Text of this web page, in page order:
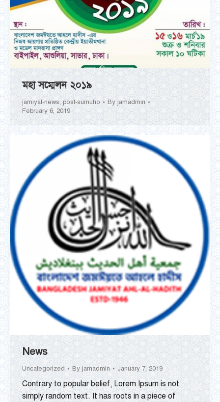
মহা সম্মেলন ২০১৯
jamiyat-news, post-sumuho By jamadmin
February 6, 2019
News
Uncategorized By jamadmin January 7, 2019
Contrary to popular belief, Lorem Ipsum is not
simply random text. It has roots in a piece of